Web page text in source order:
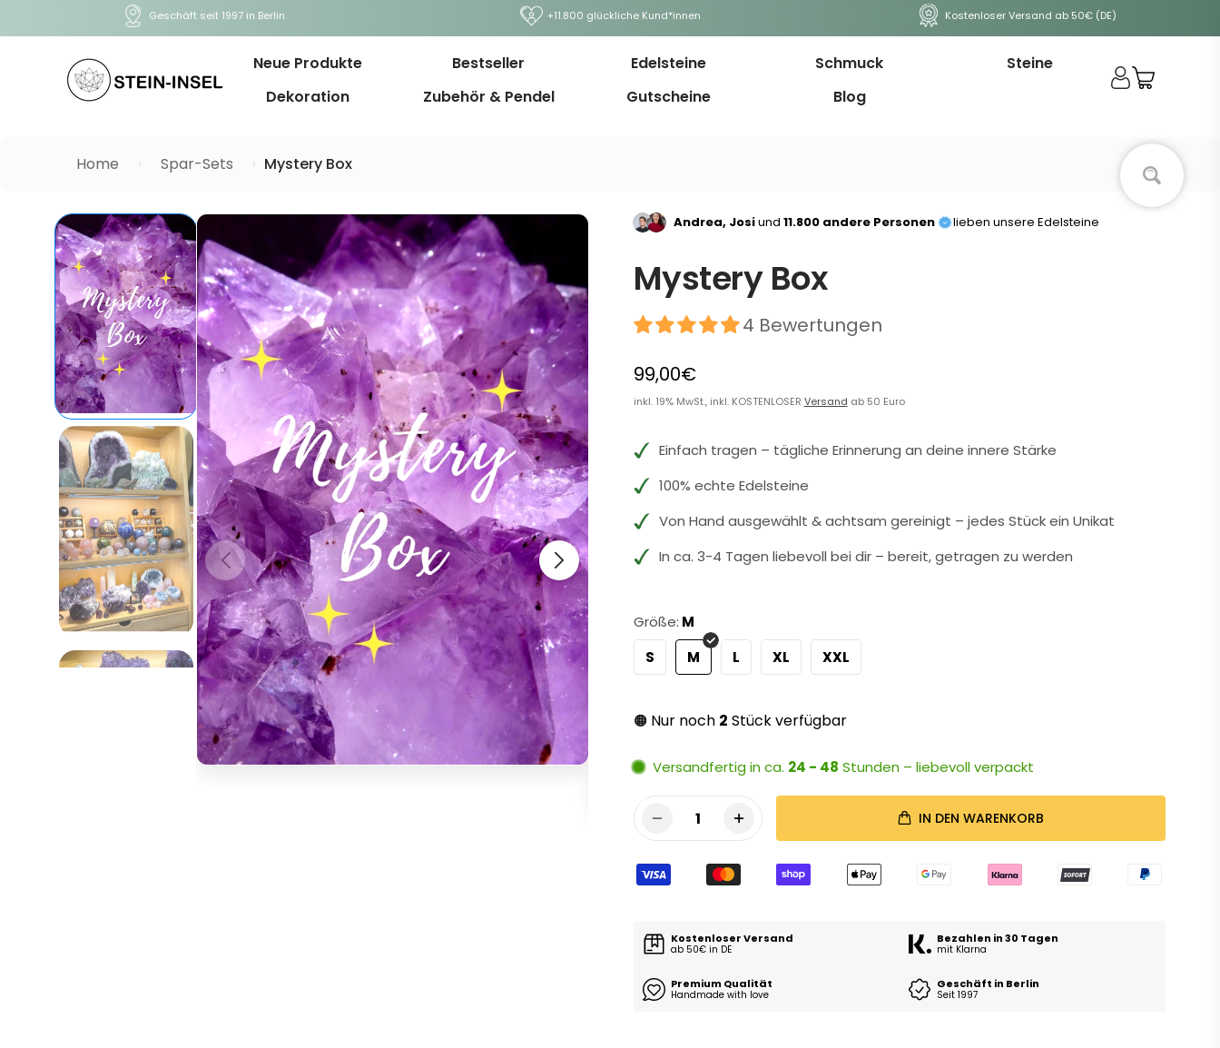
Geschäft seit 1997 in Berlin +11.800 glückliche Kund*innen Kostenloser Versand ab 50€ (DE)
Neue Produkte Bestseller Edelsteine Schmuck
Steine
Dekoration
Zubehör & Pendel Gutscheine Blog
Home Spar-Sets Mystery Box
Andrea, Josiund 11.800 andere Personen lieben unsere Edelsteine
Mystery Box
4 Bewertungen
99,00€
inkl. 19% MwSt., inkl. KOSTENLOSER Versand ab 50 Euro
Einfach tragen – tägliche Erinnerung an deine innere Stärke
100% echte Edelsteine
Von Hand ausgewählt & achtsam gereinigt – jedes Stück ein Unikat
In ca. 3-4 Tagen liebevoll bei dir – bereit, getragen zu werden
Größe: M
S
M L XL XXL
🟠Nur noch 2 Stück verfügbar
Versandfertig in ca. 24 - 48 Stunden – liebevoll verpackt
1 IN DEN WARENKORB
Kostenloser Versand
ab 50€ in DE
Bezahlen in 30 Tagen
mit Klarna
Premium Qualität
Handmade with love
Geschäft in Berlin
Seit 1997